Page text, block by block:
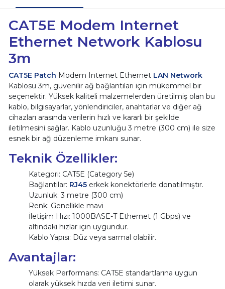
CAT5E Modem Internet
Ethernet Network Kablosu
3m
CAT5E Patch Modem Internet Ethernet LAN Network
Kablosu 3m, güvenilir ağ bağlantıları için mükemmel bir
seçenektir. Yüksek kaliteli malzemelerden üretilmiş olan bu
kablo, bilgisayarlar, yönlendiriciler, anahtarlar ve diğer ağ
cihazları arasında verilerin hızlı ve kararlı bir şekilde
iletilmesini sağlar. Kablo uzunluğu 3 metre (300 cm) ile size
esnek bir ağ düzenleme imkanı sunar.
Teknik Özellikler:
Kategori: CAT5E (Category 5e)
Bağlantılar: RJ45erkek konektörlerle donatılmıştır.
Uzunluk: 3 metre (300 cm)
Renk: Genellikle mavi
İletişim Hızı: 1000BASE-T Ethernet (1 Gbps) ve
altındaki hızlar için uygundur.
Kablo Yapısı: Düz veya sarmal olabilir.
Avantajlar:
Yüksek Performans: CAT5E standartlarına uygun
olarak yüksek hızda veri iletimi sunar.